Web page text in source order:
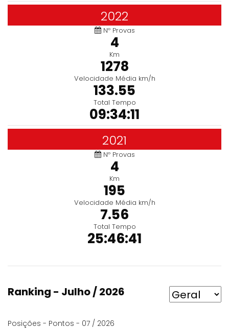
2022
Nº Provas
4
Km
1278
Velocidade Média km/h
133.55
Total Tempo
09:34:11
2021
Nº Provas
4
Km
195
Velocidade Média km/h
7.56
Total Tempo
25:46:41
Ranking - Julho / 2026
Posições - Pontos - 07 / 2026